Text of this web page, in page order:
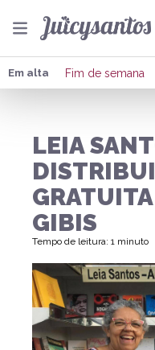
Em alta Fim de semana
LEIA
GIBIS
Tempo de leitura: 1 minuto